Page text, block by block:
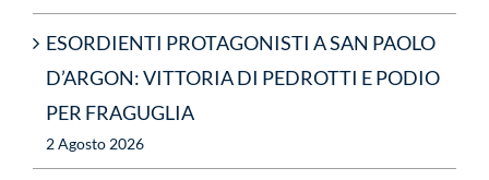
ESORDIENTI PROTAGONISTI A SAN PAOLO
D’ARGON: VITTORIA DI PEDROTTI E PODIO
PER FRAGUGLIA
2 Agosto 2026